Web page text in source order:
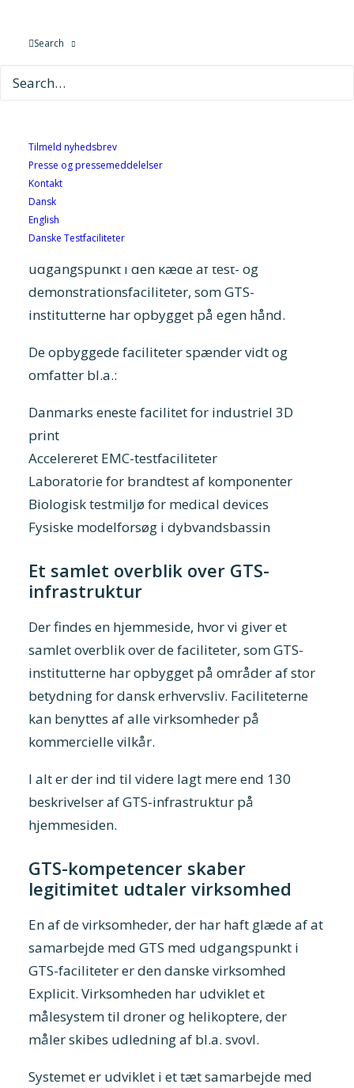
Search
Tilmeld nyhedsbrev
Presse og pressemeddelelser
Kontakt
Dansk
English
Danske Testfaciliteter
løsninger? En af mulighederne er et samarbejde
Af Dorthe Sjøbeck Christiansen,
informationschef i GTS-foreningen
Hver år har GTS-institutterne mere end 17.000
private og offentlige virksomhedskunder i hele
Danmark. Ofte tager samarbejdet
udgangspunkt i den kæde af test- og
demonstrationsfaciliteter, som GTS-
institutterne har opbygget på egen hånd.
De opbyggede faciliteter spænder vidt og
omfatter bl.a.:
Danmarks eneste facilitet for industriel 3D
print
Accelereret EMC-testfaciliteter
Laboratorie for brandtest af komponenter
Biologisk testmiljø for medical devices
Fysiske modelforsøg i dybvandsbassin
Et samlet overblik over GTS-
infrastruktur
Der findes en hjemmeside, hvor vi giver et
samlet overblik over de faciliteter, som GTS-
institutterne har opbygget på områder af stor
betydning for dansk erhvervsliv. Faciliteterne
kan benyttes af alle virksomheder på
kommercielle vilkår.
I alt er der ind til videre lagt mere end 130
beskrivelser af GTS-infrastruktur på
hjemmesiden.
GTS-kompetencer skaber
legitimitet udtaler virksomhed
En af de virksomheder, der har haft glæde af at
samarbejde med GTS med udgangspunkt i
GTS-faciliteter er den danske virksomhed
Explicit. Virksomheden har udviklet et
målesystem til droner og helikoptere, der
måler skibes udledning af bl.a. svovl.
Systemet er udviklet i et tæt samarbejde med